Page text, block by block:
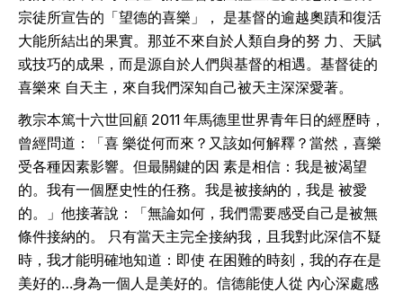
宗徒所宣告的「望德的喜樂」， 是基督的逾越奧蹟和復活
大能所結出的果實。那並不來自於人類自身的努 力、天賦
或技巧的成果，而是源自於人們與基督的相遇。基督徒的
喜樂來 自天主，來自我們深知自己被天主深深愛著。
教宗本篤十六世回顧 2011 年馬德里世界青年日的經歷時，
曾經問道：「喜 樂從何而來？又該如何解釋？當然，喜樂
受各種因素影響。但最關鍵的因 素是相信：我是被渴望
的。我有一個歷史性的任務。我是被接納的，我是 被愛
的。」他接著說：「無論如何，我們需要感受自己是被無
條件接納的。 只有當天主完全接納我，且我對此深信不疑
時，我才能明確地知道：即使 在困難的時刻，我的存在是
美好的…身為一個人是美好的。信德能使人從 內心深處感